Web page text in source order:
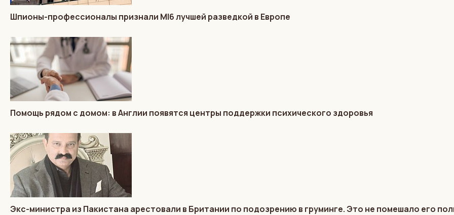
Шпионы-профессионалы признали MI6 лучшей разведкой в Европе
Помощь рядом с домом: в Англии появятся центры поддержки психического здоровья
Экс-министра из Пакистана арестовали в Британии по подозрению в груминге. Это не помешало его